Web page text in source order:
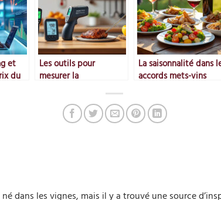
et
du
Les outils pour
mesurer la
La saisonnalité dans
accords mets-vins
né dans les vignes, mais il y a trouvé une source